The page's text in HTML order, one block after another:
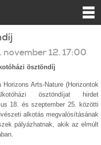
november 12. 17:00
ösztöndíj
Arts-Nature (Horizontok
ösztöndíjat hirdet
18. és szeptember 25. közötti
alkotás megvalósításának
pályázhatnak, akik az elmúlt